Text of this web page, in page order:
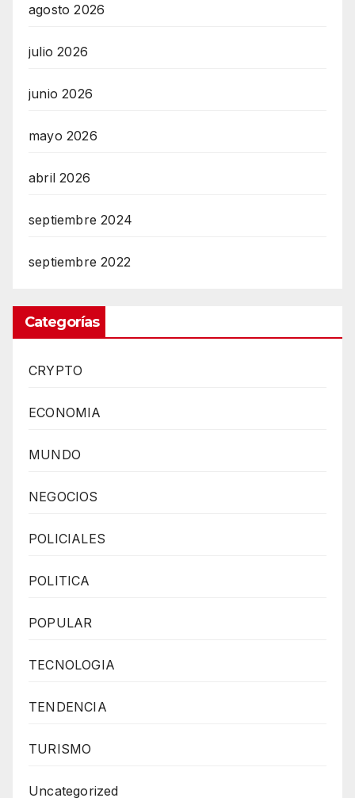
agosto 2026
julio 2026
junio 2026
mayo 2026
abril 2026
septiembre 2024
septiembre 2022
Categorías
CRYPTO
ECONOMIA
MUNDO
NEGOCIOS
POLICIALES
POLITICA
POPULAR
TECNOLOGIA
TENDENCIA
TURISMO
Uncategorized